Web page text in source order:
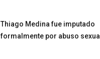
Thiago Medina fue imputado
formalmente por abuso sexual